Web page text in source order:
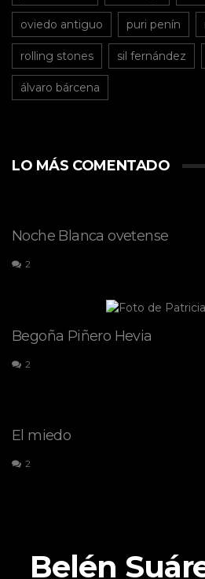
oviedo antiguo puri penín
rolling stones sil fernández
álvaro bárcena
LO MÁS COMENTADO
Noche Blanca ovetense
2
Begoña Piñero Hevia
2
El miedo
2
Belén